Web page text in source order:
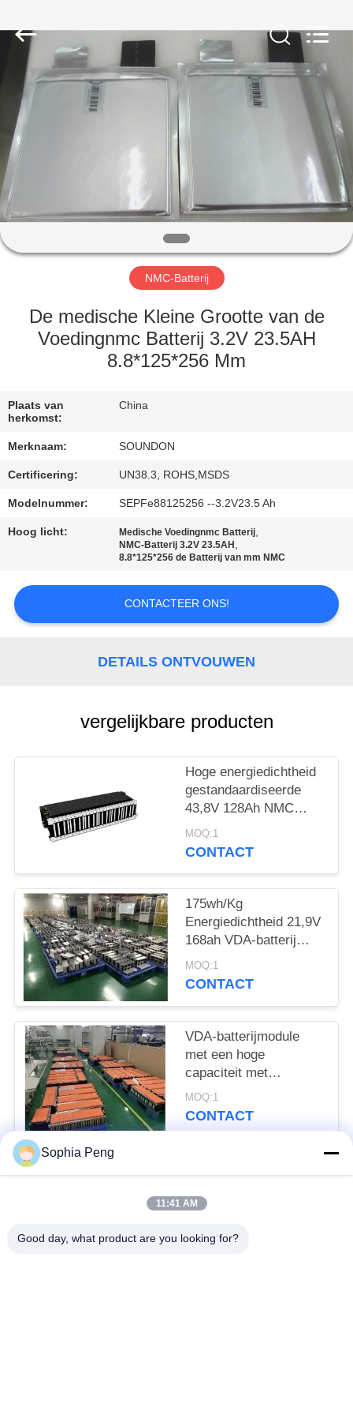
HUIS
PRODUCTEN
VR-
SHOW
ONGEVEER
FABRIEKSREIS
VERZOEK
OM EEN
SITEMAP
PRIVACYBELEID
Co,.Ltd..
Reserved.
NMC-Batterij
De medische Kleine Grootte van de
Voedingnmc Batterij 3.2V 23.5AH
8.8*125*256 Mm
Plaats van
herkomst:
China
Merknaam: SOUNDON
Certificering: UN38.3, ROHS,MSDS
Modelnummer: SEPFe88125256 --3.2V23.5 Ah
Hoog licht: Medische Voedingnmc Batterij,
NMC-Batterij 3.2V 23.5AH ,
8.8*125*256 de Batterij van mm NMC
CONTACTEER ONS!
DETAILS ONTVOUWEN
vergelijkbare producten
Hoge energiedichtheid
gestandaardiseerde
43,8V 128Ah NMC
batterij voor elektrische
industriële
MOQ:1
CONTACT
175wh/Kg
Energiedichtheid 21,9V
168ah VDA-batterij
voor elektrische
voertuigen voor
MOQ:1
CONTACT
VDA-batterijmodule
met een hoge
capaciteit met
batterijtoebehoren voor
elektrische voertuigen
MOQ:1
CONTACT
populaire categorieën
Elektrische
Accusystemen
Sophia Peng
11:41 AM
Good day, what product are you looking for?